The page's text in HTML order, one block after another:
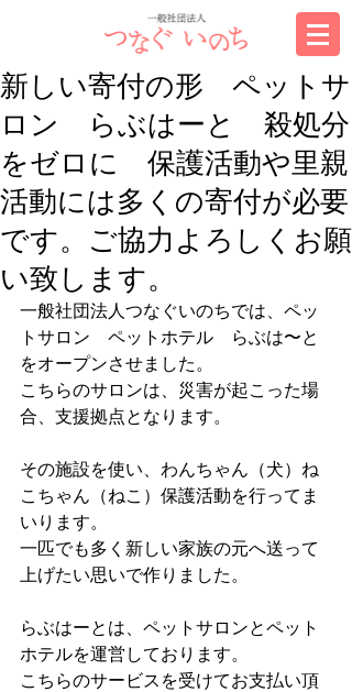
新しい寄付の形 ペットサ
ロン らぶはーと 殺処分
をゼロに 保護活動や里親
活動には多くの寄付が必要
です。ご協力よろしくお願
い致します。
一般社団法人つなぐいのちでは、ペッ
トサロン　ペットホテル　らぶは〜と
をオープンさせました。
こちらのサロンは、災害が起こった場
合、支援拠点となります。
その施設を使い、わんちゃん（犬）ね
こちゃん（ねこ）保護活動を行ってま
いります。
一匹でも多く新しい家族の元へ送って
上げたい思いで作りました。
らぶはーとは、ペットサロンとペット
ホテルを運営しております。
こちらのサービスを受けてお支払い頂